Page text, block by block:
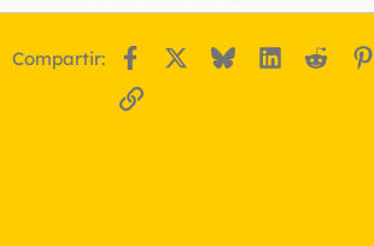
Compartir: Facebook BlueskyLinkedIn
Reddit
Enlace